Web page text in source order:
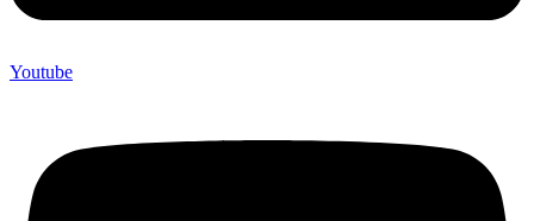
Youtube